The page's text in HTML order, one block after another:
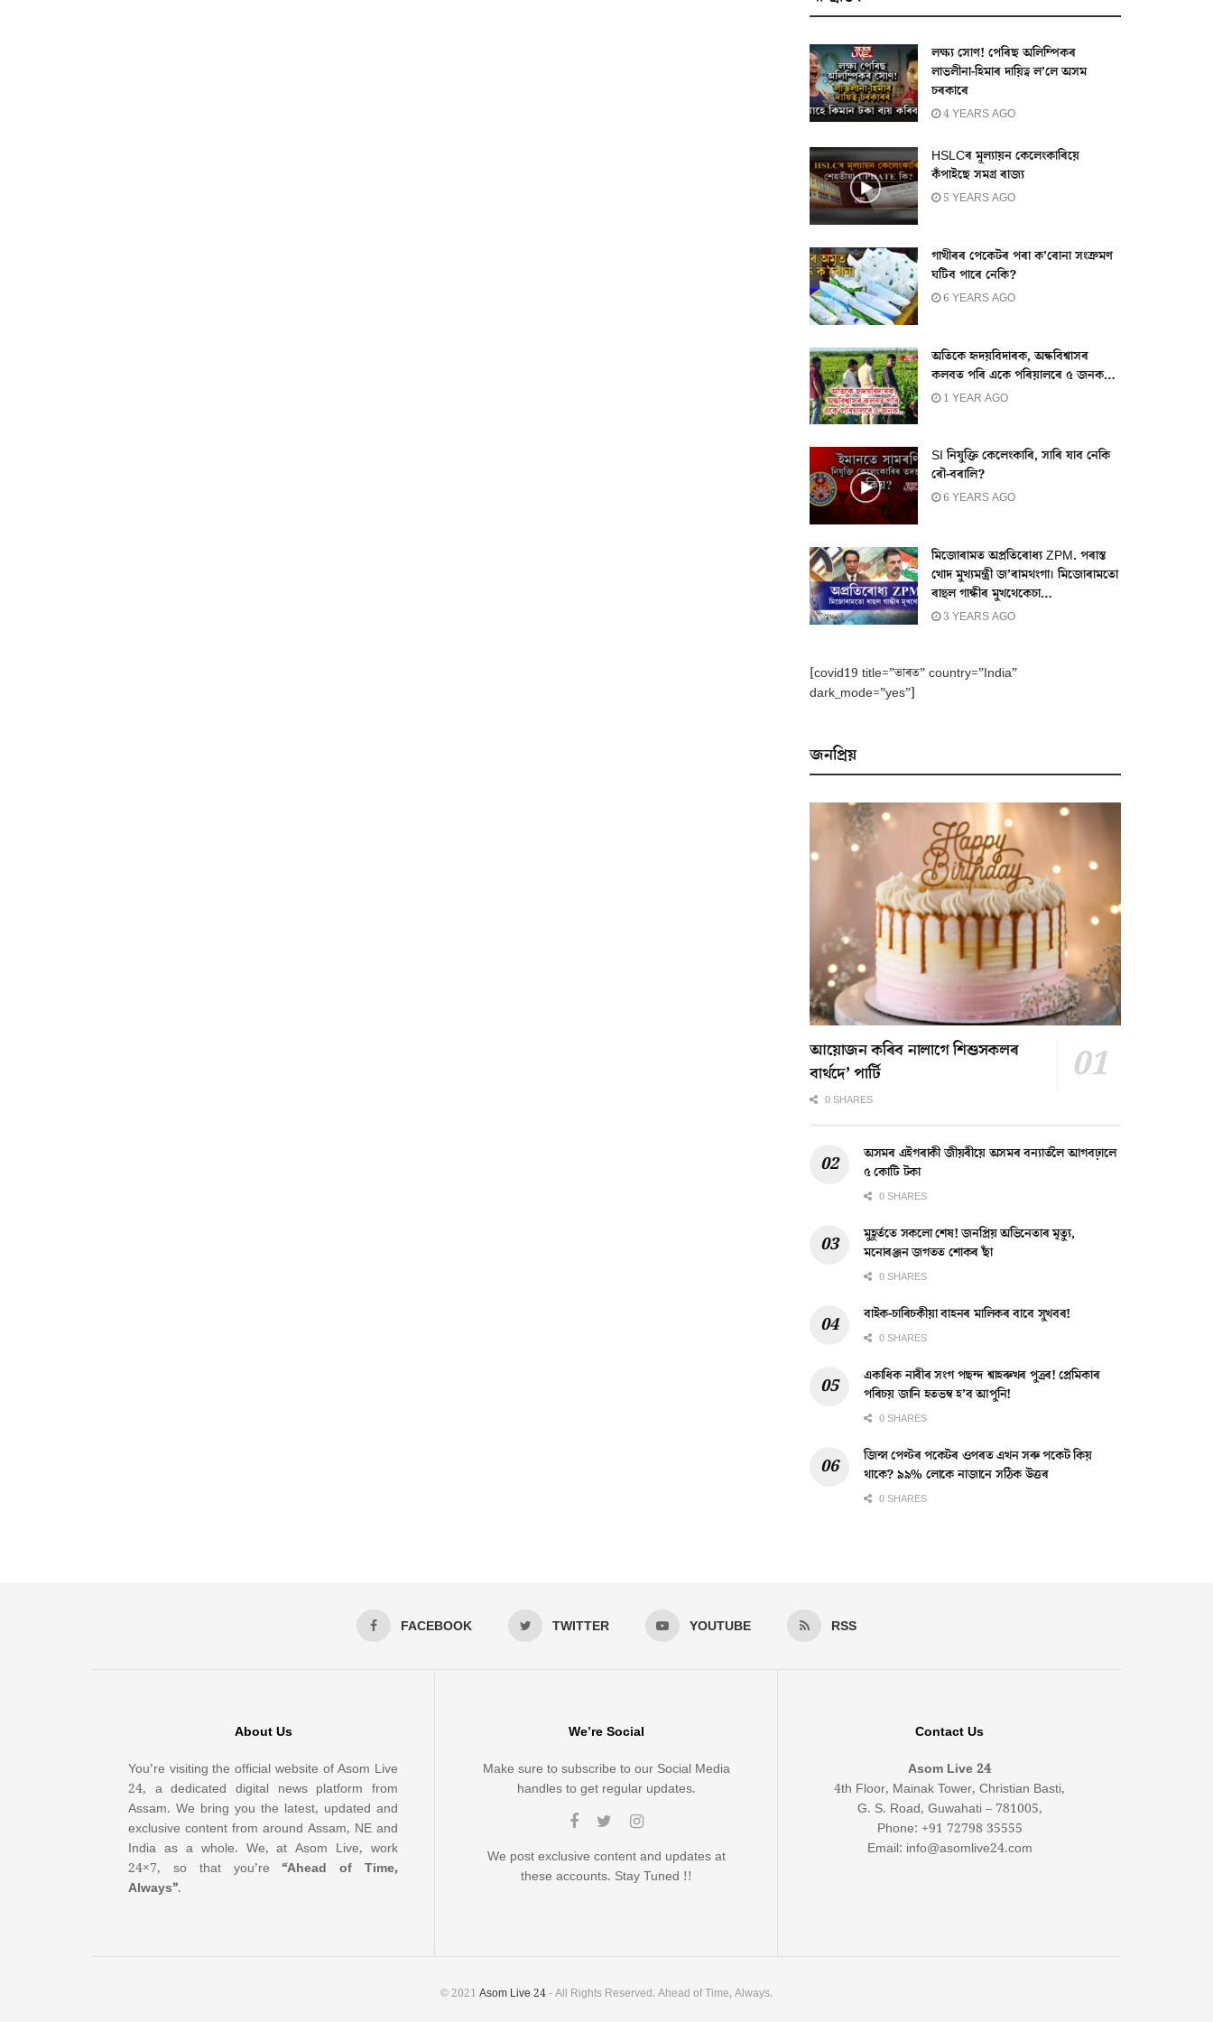
লক্ষ্য সোণ! পেৰিছ অলিম্পিকৰ
লাভলীনা-হিমাৰ দায়িত্ব ল’লে অসম
চৰকাৰে
4 YEARS AGO
HSLCৰ মূল্যায়ন কেলেংকাৰিয়ে
কঁপাইছে সমগ্ৰ ৰাজ্য
5 YEARS AGO
গাখীৰৰ পেকেটৰ পৰা ক’ৰোনা সংক্ৰমণ
ঘটিব পাৰে নেকি?
6 YEARS AGO
অতিকে হৃদয়বিদাৰক, অন্ধবিশ্বাসৰ
কলবত পৰি একে পৰিয়ালৰে ৫ জনক…
1 YEAR AGO
SI নিযুক্তি কেলেংকাৰি, সাৰি যাব নেকি
ৰৌ-বৰালি?
6 YEARS AGO
মিজোৰামত অপ্ৰতিৰোধ্য ZPM. পৰাস্ত
খোদ মুখ্যমন্ত্ৰী জ’ৰামথংগা। মিজোৰামতো
ৰাহুল গান্ধীৰ মুখথেকেচা…
3 YEARS AGO
[covid19 title=”ভাৰত” country=”India”
dark_mode=”yes”]
জনপ্ৰিয়
আয়োজন কৰিব নালাগে শিশুসকলৰ
বাৰ্থদে’ পাৰ্টি
0 SHARES
অসমৰ এইগৰাকী জীয়ৰীয়ে অসমৰ বন্যাৰ্তলৈ আগবঢ়ালে
৫ কোটি টকা
0 SHARES
মুহূৰ্ততে সকলো শেষ! জনপ্ৰিয় অভিনেতাৰ মৃত্যু,
মনোৰঞ্জন জগতত শোকৰ ছাঁ
0 SHARES
বাইক-চাৰিচকীয়া বাহনৰ মালিকৰ বাবে সুখবৰ!
0 SHARES
একাধিক নাৰীৰ সংগ পছন্দ শ্বাহৰুখৰ পুত্ৰৰ! প্ৰেমিকাৰ
পৰিচয় জানি হতভম্ব হ’ব আপুনি!
0 SHARES
জিন্স পেণ্টৰ পকেটৰ ওপৰত এখন সৰু পকেট কিয়
থাকে? ৯৯% লোকে নাজানে সঠিক উত্তৰ
0 SHARES
FACEBOOK TWITTER YOUTUBE RSS
About Us
You’re visiting the official website of Asom Live
24, a dedicated digital news platform from
Assam. We bring you the latest, updated and
exclusive content from around Assam, NE and
India as a whole. We, at Asom Live, work
24×7, so that you’re“Ahead of Time,
Always”.
We’re Social
Make sure to subscribe to our Social Media
handles to get regular updates.
We post exclusive content and updates at
these accounts. Stay Tuned !!
Contact Us
Asom Live 24
4th Floor, Mainak Tower, Christian Basti,
G. S. Road, Guwahati – 781005,
Phone: +91 72798 35555
Email: info@asomlive24.com
© 2021 Asom Live 24- All Rights Reserved. Ahead of Time, Always.